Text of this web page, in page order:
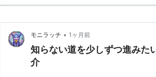
モニラッチ • 1ヶ月前
知らない道を少しずつ進みた
介